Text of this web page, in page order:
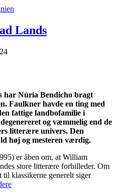
Lands
har Núria Bendicho bragt
Faulkner havde en ting med
fattige landbofamilie i
og væmmelig end de
litterære univers. Den
høj og mesteren værdig.
er åben om, at William
store litterære forbilleder. Om
klassikerne generelt siger